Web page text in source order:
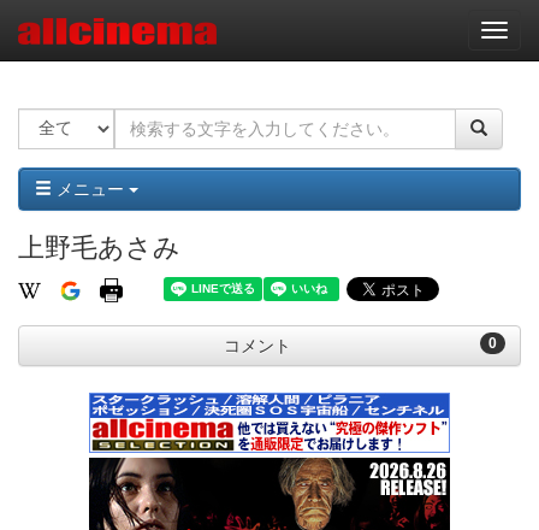
ナ
ビ
ー
ョ
ン
メニュー
上野毛あさみ
0
コメント